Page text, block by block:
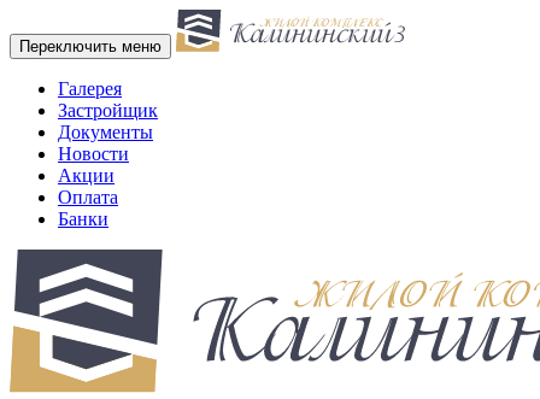
Переключить меню
Галерея
Застройщик
Документы
Новости
Акции
Оплата
Банки